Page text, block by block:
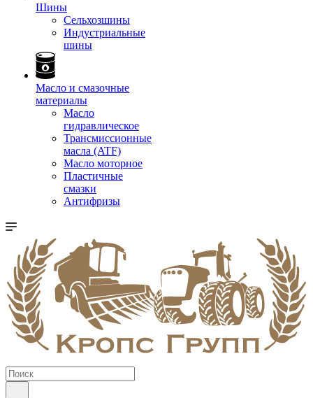
Шины
Сельхозшины
Индустриальные
шины
Масло и смазочные
материалы
Масло
гидравлическое
Трансмиссионные
масла (ATF)
Масло моторное
Пластичные
смазки
Антифризы